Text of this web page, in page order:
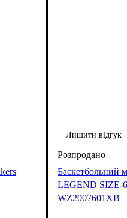
Лишити відгук
Баскетбольний
LEGEND SIZE-
WZ2007601XB